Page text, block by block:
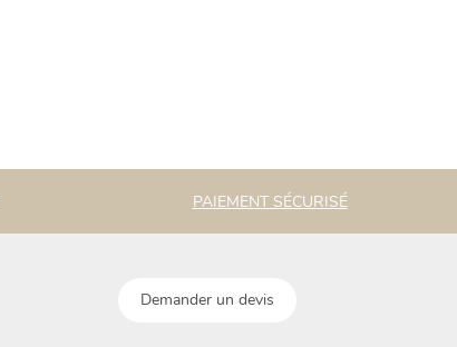
PAIEMENT SÉCURISÉ
Demander un devis